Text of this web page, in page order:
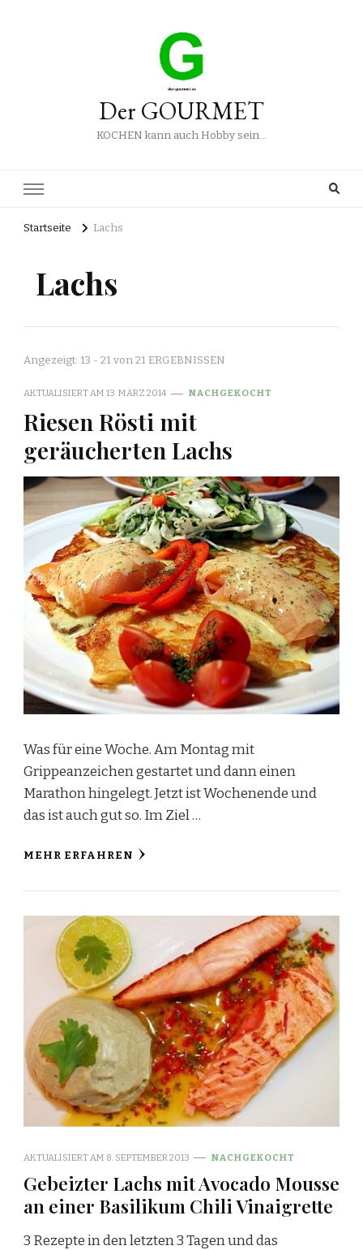
Der GOURMET
KOCHEN kann auch Hobby sein…
Startseite Lachs
Lachs
Angezeigt: 13 - 21 von 21 ERGEBNISSEN
AKTUALISIERT AM 13. MÄRZ 2014 NACHGEKOCHT
Riesen Rösti mit
geräucherten Lachs
Was für eine Woche. Am Montag mit
Grippeanzeichen gestartet und dann einen
Marathon hingelegt. Jetzt ist Wochenende und
das ist auch gut so. Im Ziel …
MEHR ERFAHREN
AKTUALISIERT AM 8. SEPTEMBER 2013 NACHGEKOCHT
Gebeizter Lachs mit Avocado Mousse
an einer Basilikum Chili Vinaigrette
3 Rezepte in den letzten 3 Tagen und das